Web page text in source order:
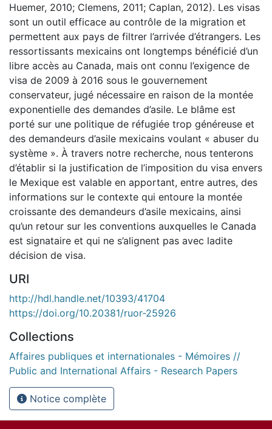
Huemer, 2010; Clemens, 2011; Caplan, 2012). Les visas
sont un outil efficace au contrôle de la migration et
permettent aux pays de filtrer l’arrivée d’étrangers. Les
ressortissants mexicains ont longtemps bénéficié d’un
libre accès au Canada, mais ont connu l’exigence de
visa de 2009 à 2016 sous le gouvernement
conservateur, jugé nécessaire en raison de la montée
exponentielle des demandes d’asile. Le blâme est
porté sur une politique de réfugiée trop généreuse et
des demandeurs d’asile mexicains voulant « abuser du
système ». À travers notre recherche, nous tenterons
d’établir si la justification de l’imposition du visa envers
le Mexique est valable en apportant, entre autres, des
informations sur le contexte qui entoure la montée
croissante des demandeurs d’asile mexicains, ainsi
qu’un retour sur les conventions auxquelles le Canada
est signataire et qui ne s’alignent pas avec ladite
décision de visa.
URI
http://hdl.handle.net/10393/41704
https://doi.org/10.20381/ruor-25926
Collections
Affaires publiques et internationales - Mémoires //
Public and International Affairs - Research Papers
Notice complète